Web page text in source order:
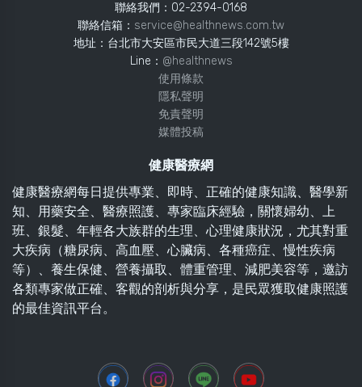
聯絡我們：02-2394-0168
聯絡信箱： service@healthnews.com.tw
地址：台北市大安區市民大道三段142號5樓
Line： @healthnews
使用條款
隱私聲明
免責聲明
媒體投稿
健康醫療網
健康醫療網每日提供專業、即時、正確的健康知識、醫學新
知、用藥安全、醫療照護、專家臨床經驗，關懷婦幼、上
班、銀髮、年輕各大族群的生理、心理健康狀況，尤其對重
大疾病（糖尿病、高血壓、心臟病、各種癌症、慢性疾病
等）、養生保健、營養攝取、體重管理、減肥美容等，邀訪
各類專家做正確、客觀的剖析與分享，是民眾獲取健康照護
的最佳資訊平台。